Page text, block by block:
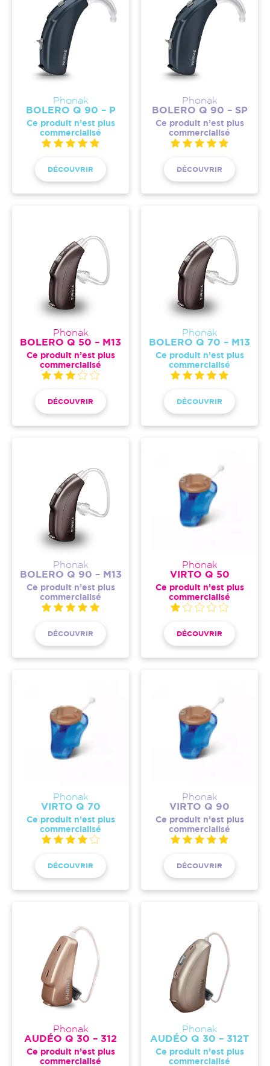
Phonak
BOLERO Q 90 – P
Ce produit n’est plus
commercialisé
DÉCOUVRIR
Phonak
BOLERO Q 90 – SP
Ce produit n’est plus
commercialisé
DÉCOUVRIR
Phonak
BOLERO Q 50 – M13
Ce produit n’est plus
commercialisé
DÉCOUVRIR
Phonak
BOLERO Q 70 – M13
Ce produit n’est plus
commercialisé
DÉCOUVRIR
Phonak
BOLERO Q 90 – M13
Ce produit n’est plus
commercialisé
DÉCOUVRIR
Phonak
VIRTO Q 50
Ce produit n’est plus
commercialisé
DÉCOUVRIR
Phonak
VIRTO Q 70
Ce produit n’est plus
commercialisé
DÉCOUVRIR
Phonak
VIRTO Q 90
Ce produit n’est plus
commercialisé
DÉCOUVRIR
Phonak
AUDÉO Q 30 – 312
Ce produit n’est plus
commercialisé
Phonak
AUDÉO Q 30 – 312T
Ce produit n’est plus
commercialisé